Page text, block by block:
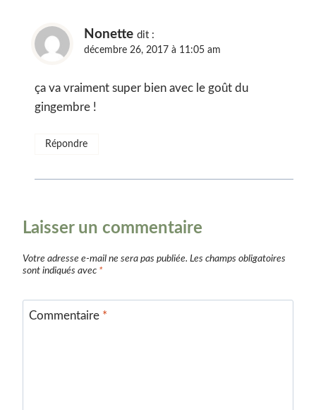
Nonette dit :
décembre 26, 2017 à 11:05 am
ça va vraiment super bien avec le goût du
gingembre !
Répondre
Laisser un commentaire
Votre adresse e-mail ne sera pas publiée. Les champs obligatoires
sont indiqués avec *
Commentaire *